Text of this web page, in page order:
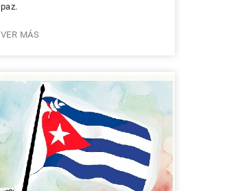
paz.
VER MÁS